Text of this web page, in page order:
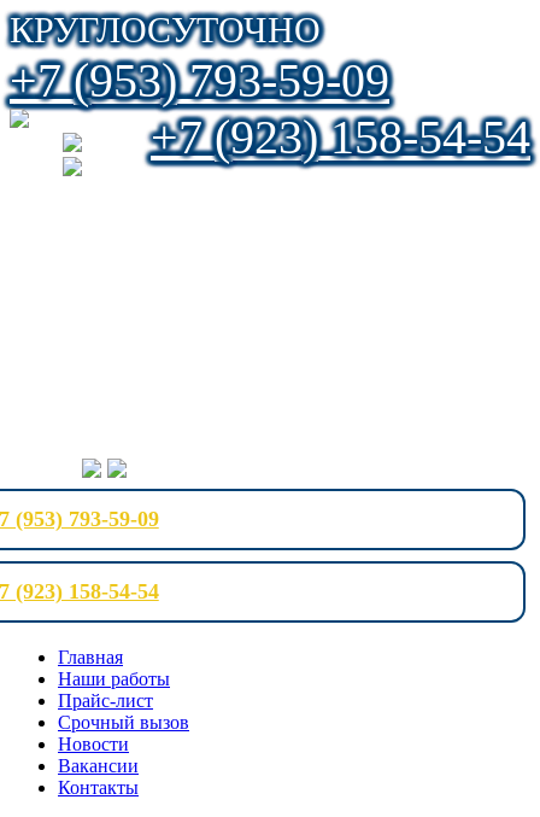
КРУГЛОСУТОЧНО
+7 (953) 793-59-09
+7 (923) 158-54-54
(953) 793-59-09
(923) 158-54-54
Главная
Наши работы
Прайс-лист
Срочный вызов
Новости
Вакансии
Контакты